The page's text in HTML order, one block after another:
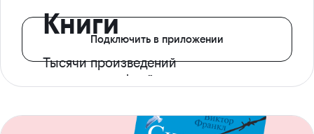
Книги
Тысячи произведений
с доступом офлайн
Подключить в приложении